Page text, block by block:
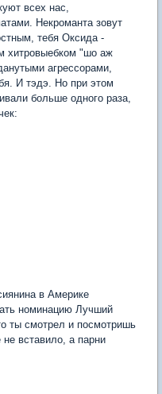
всех нас,
Некроманта зовут
тебя Оксида -
хитровыебком "шо аж
агрессорами,
И тэдэ. Но при этом
больше одного раза,
в Америке
номинацию Лучший
ты смотрел и посмотришь
вставило, а парни